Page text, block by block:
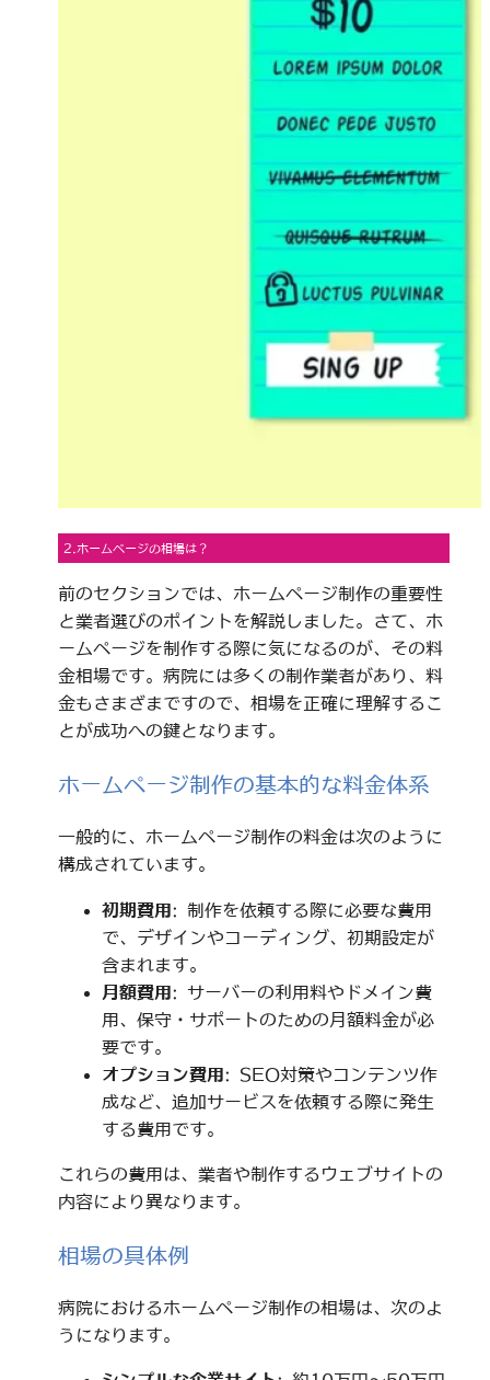
2.ホームページの相場は？
前のセクションでは、ホームページ制作の重要性
と業者選びのポイントを解説しました。さて、ホ
ームページを制作する際に気になるのが、その料
金相場です。病院には多くの制作業者があり、料
金もさまざまですので、相場を正確に理解するこ
とが成功への鍵となります。
ホームページ制作の基本的な料金体系
一般的に、ホームページ制作の料金は次のように
構成されています。
初期費用: 制作を依頼する際に必要な費用
で、デザインやコーディング、初期設定が
含まれます。
月額費用: サーバーの利用料やドメイン費
用、保守・サポートのための月額料金が必
要です。
オプション費用: SEO対策やコンテンツ作
成など、追加サービスを依頼する際に発生
する費用です。
これらの費用は、業者や制作するウェブサイトの
内容により異なります。
相場の具体例
病院におけるホームページ制作の相場は、次のよ
うになります。